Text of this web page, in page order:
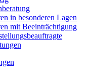
in besonderen Lagen
mit Beeinträchtigung